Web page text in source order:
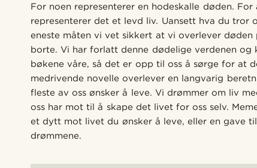
For noen representerer en hodeskalle døden.
representerer det et levd liv. Uansett hva du tror
eneste måten vi vet sikkert at vi overlever døden
borte. Vi har forlatt denne dødelige verdenen
bøkene våre, så det er opp til oss å sørge for at
medrivende novelle overlever en langvarig
fleste av oss ønsker å leve. Vi drømmer om liv
oss har mot til å skape det livet for oss selv.
et dytt mot livet du ønsker å leve, eller en gave
drømmene.